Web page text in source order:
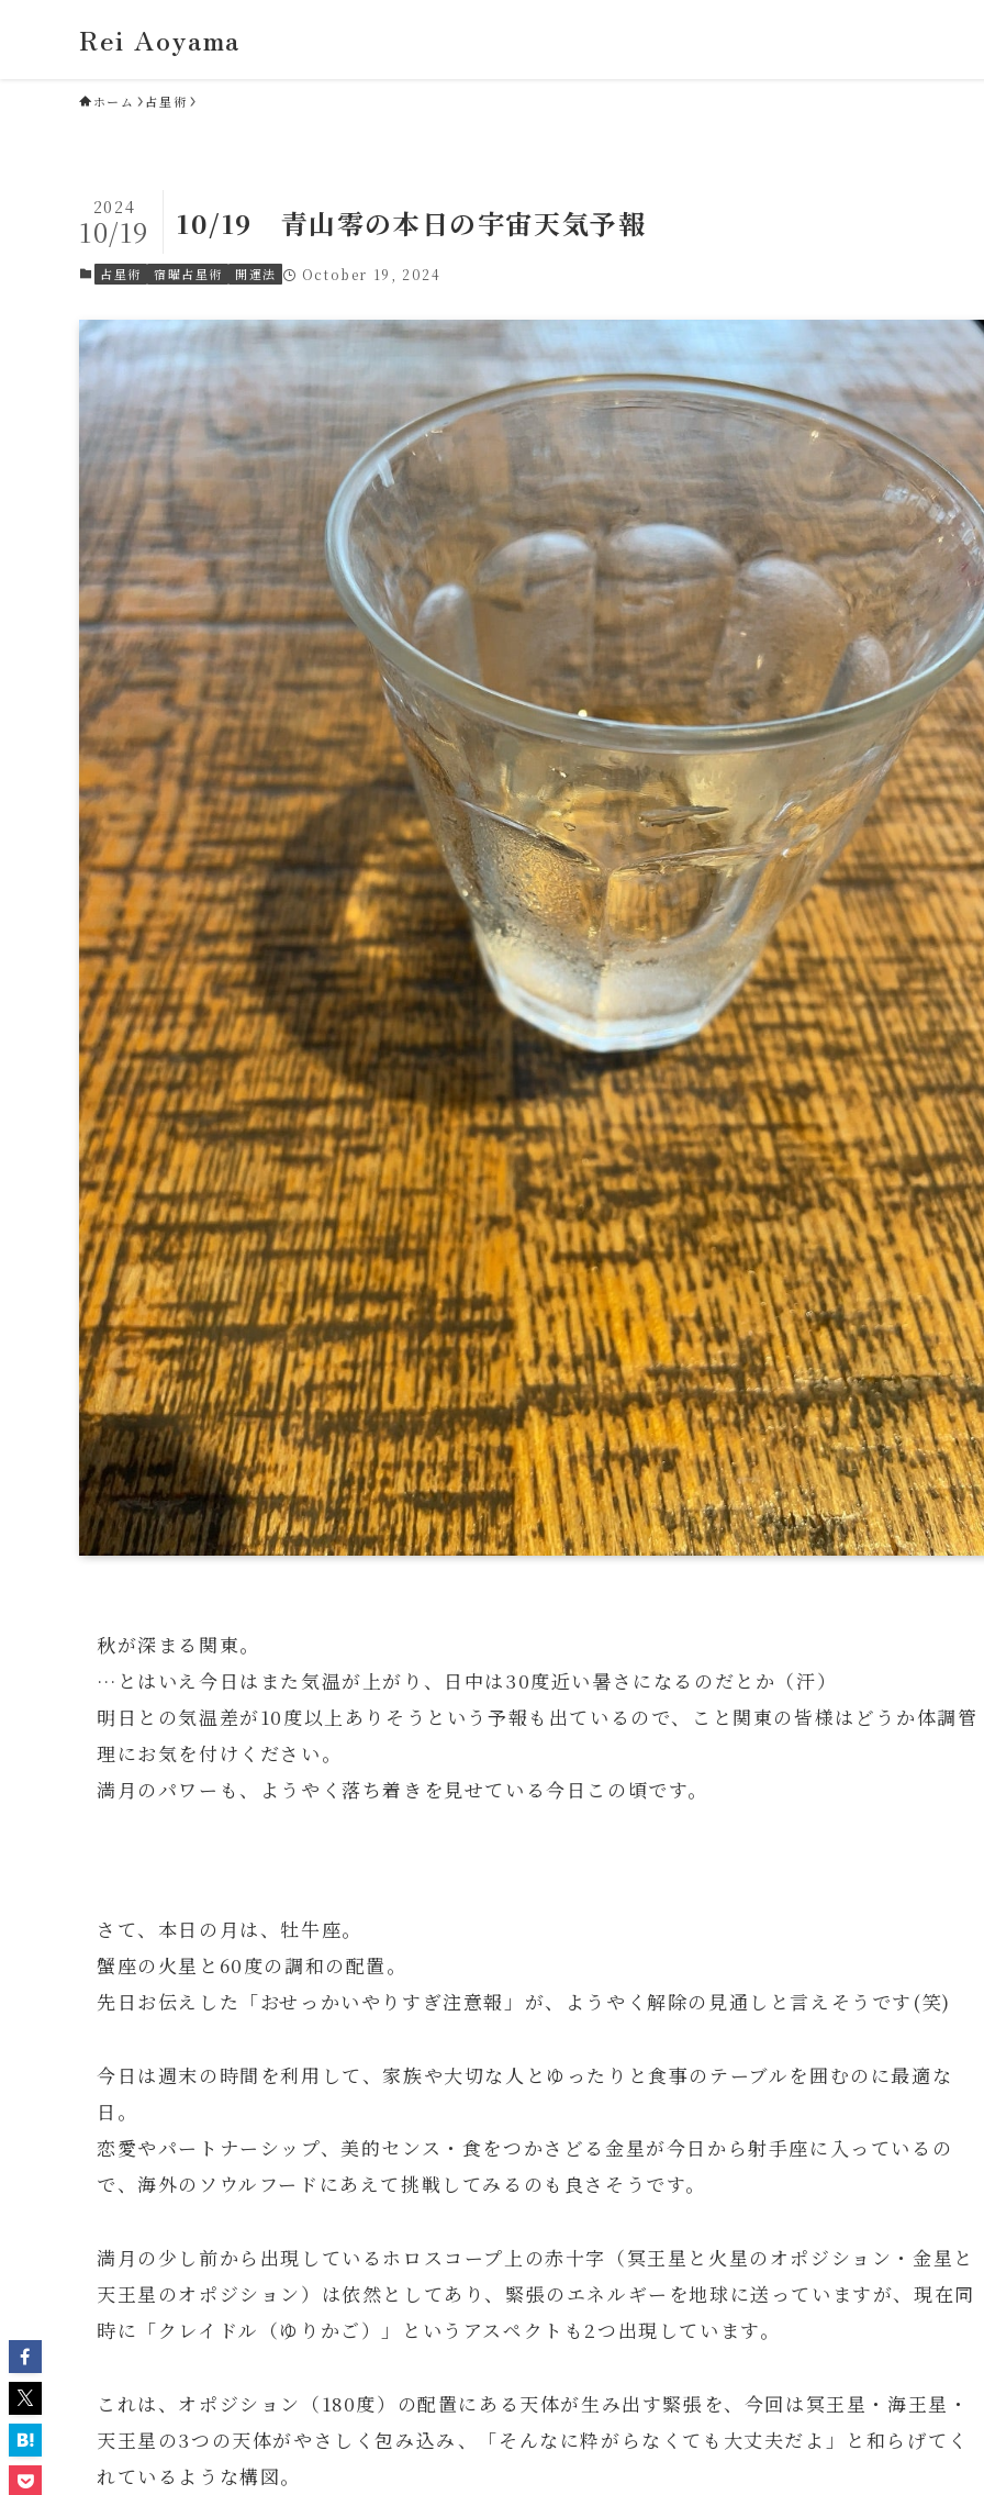
Rei Aoyama
ホーム 占星術
10/19 青山零の本日の宇宙天気予報
2024
10/19
占星術 宿曜占星術 開運法 October 19, 2024
秋が深まる関東。
…とはいえ今日はまた気温が上がり、日中は30度近い暑さになるのだとか（汗）
明日との気温差が10度以上ありそうという予報も出ているので、こと関東の皆様はどうか体調管
理にお気を付けください。
満月のパワーも、ようやく落ち着きを見せている今日この頃です。
さて、本日の月は、牡牛座。
蟹座の火星と60度の調和の配置。
先日お伝えした「おせっかいやりすぎ注意報」が、ようやく解除の見通しと言えそうです(笑)
今日は週末の時間を利用して、家族や大切な人とゆったりと食事のテーブルを囲むのに最適な
日。
恋愛やパートナーシップ、美的センス・食をつかさどる金星が今日から射手座に入っているの
で、海外のソウルフードにあえて挑戦してみるのも良さそうです。
満月の少し前から出現しているホロスコープ上の赤十字（冥王星と火星のオポジション・金星と
天王星のオポジション）は依然としてあり、緊張のエネルギーを地球に送っていますが、現在同
時に「クレイドル（ゆりかご）」というアスペクトも2つ出現しています。
これは、オポジション（180度）の配置にある天体が生み出す緊張を、今回は冥王星・海王星・
天王星の3つの天体がやさしく包み込み、「そんなに粋がらなくても大丈夫だよ」と和らげてく
れているような構図。